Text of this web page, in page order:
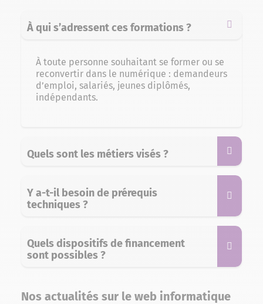
À qui s’adressent ces formations ?
À toute personne souhaitant se former ou se
reconvertir dans le numérique : demandeurs
d’emploi, salariés, jeunes diplômés,
indépendants.
Quels sont les métiers visés ?
Y a-t-il besoin de prérequis
techniques ?
Quels dispositifs de financement
sont possibles ?
Nos actualités sur le web informatique